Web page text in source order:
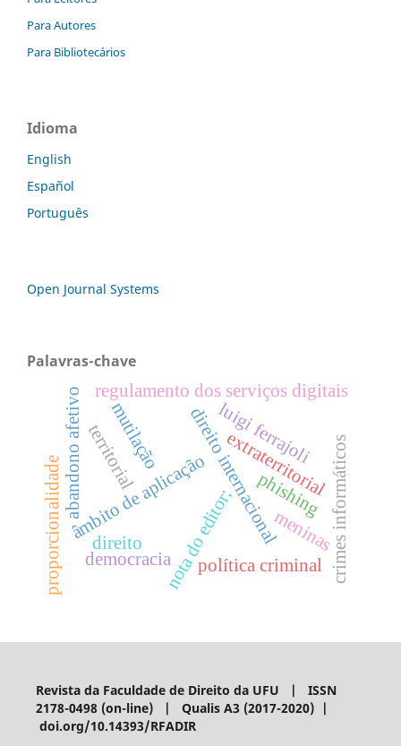
Para Autores
Para Bibliotecários
Idioma
English
Español
Português
Open Journal Systems
Palavras-chave
direito direito internacional
nota do editor;
regulamento dos serviços digitais
âmbito de aplicação
territorial extraterritorial
proporcionalidade phishingcrimes informáticos
política criminal
abandono afetivo
democracia
luigi ferrajoli
mutilação
meninas
Revista da Faculdade de Direito da UFU | ISSN
2178-0498 (on-line) | Qualis A3 (2017-2020) |
doi.org/10.14393/RFADIR